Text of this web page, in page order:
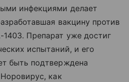
инфекциями делает
вакцину против
Препарат уже достиг
испытаний, и его
быть подтверждена
как